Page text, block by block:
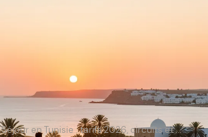
Séjour en Tunisie : tarifs 2026, circuits et …